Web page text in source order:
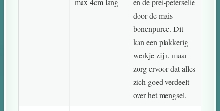
max 4cm lang
en de prei-peterselie
door de mais-
bonenpuree. Dit
kan een plakkerig
werkje zijn, maar
zorg ervoor dat alles
zich goed verdeelt
over het mengsel.